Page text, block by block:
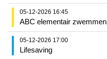
05-12-2026 16:45
ABC elementair zwemmen
05-12-2026 17:00
Lifesaving